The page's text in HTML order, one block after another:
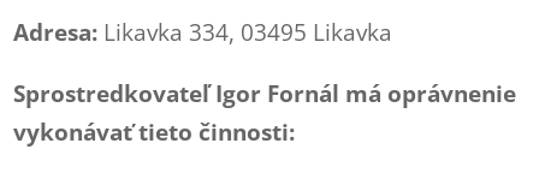
Adresa: Likavka 334, 03495 Likavka
Sprostredkovateľ Igor Fornál má oprávnenie
vykonávať tieto činnosti: